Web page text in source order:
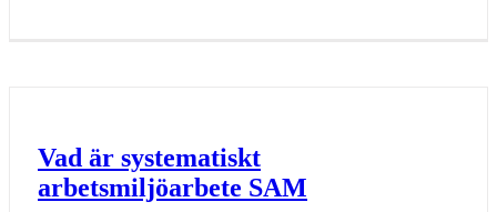
Vad är systematiskt
arbetsmiljöarbete SAM